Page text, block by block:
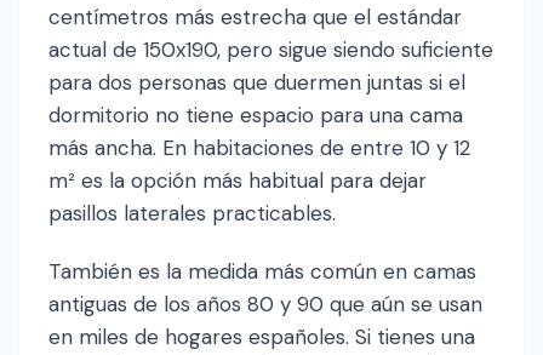
centímetros más estrecha que el estándar
actual de 150x190, pero sigue siendo suficiente
para dos personas que duermen juntas si el
dormitorio no tiene espacio para una cama
más ancha. En habitaciones de entre 10 y 12
m² es la opción más habitual para dejar
pasillos laterales practicables.
También es la medida más común en camas
antiguas de los años 80 y 90 que aún se usan
en miles de hogares españoles. Si tienes una